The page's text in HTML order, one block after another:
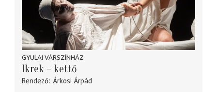
GYULAI VÁRSZÍNHÁZ
Ikrek – kettő
Rendező Árkosi Árpád